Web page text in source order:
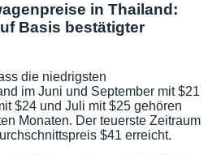
in Thailand:
Basis bestätigter
die niedrigsten
im Juni und September mit $21
$24 und Juli mit $25 gehören
Monaten. Der teuerste Zeitraum
$41 erreicht.